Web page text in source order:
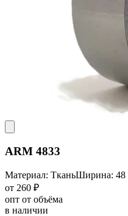
ARM 4833
Материал: ТканьШирина: 48
от 260 ₽
опт от объёма
в наличии